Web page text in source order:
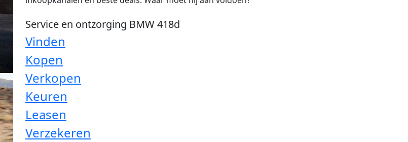
Service en ontzorging BMW 418d
Vinden
Kopen
Verkopen
Keuren
Leasen
Verzekeren